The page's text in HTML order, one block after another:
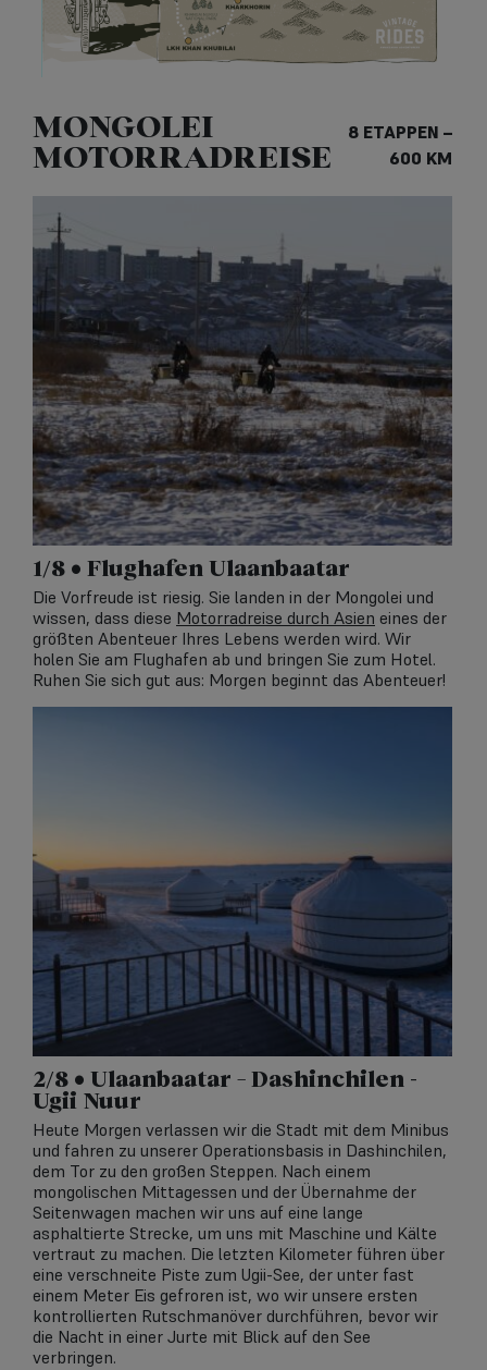
MONGOLEI
MOTORRADREISE
8 ETAPPEN –
600 KM
1/8 • Flughafen Ulaanbaatar
Die Vorfreude ist riesig. Sie landen in der Mongolei und
wissen, dass diese Motorradreise durch Asien eines der
größten Abenteuer Ihres Lebens werden wird. Wir
holen Sie am Flughafen ab und bringen Sie zum Hotel.
Ruhen Sie sich gut aus: Morgen beginnt das Abenteuer!
2/8 • Ulaanbaatar – Dashinchilen -
Ugii Nuur
Heute Morgen verlassen wir die Stadt mit dem Minibus
und fahren zu unserer Operationsbasis in Dashinchilen,
dem Tor zu den großen Steppen. Nach einem
mongolischen Mittagessen und der Übernahme der
Seitenwagen machen wir uns auf eine lange
asphaltierte Strecke, um uns mit Maschine und Kälte
vertraut zu machen. Die letzten Kilometer führen über
eine verschneite Piste zum Ugii-See, der unter fast
einem Meter Eis gefroren ist, wo wir unsere ersten
kontrollierten Rutschmanöver durchführen, bevor wir
die Nacht in einer Jurte mit Blick auf den See
verbringen.